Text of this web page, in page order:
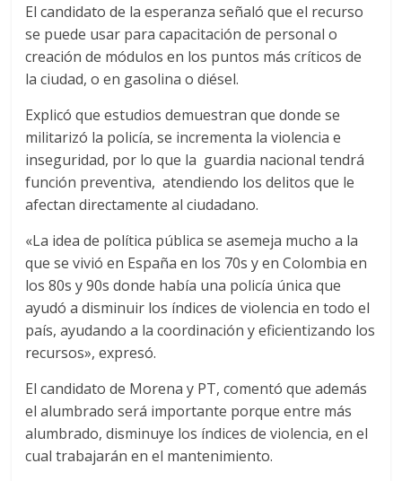
El candidato de la esperanza señaló que el recurso
se puede usar para capacitación de personal o
creación de módulos en los puntos más críticos de
la ciudad, o en gasolina o diésel.
Explicó que estudios demuestran que donde se
militarizó la policía, se incrementa la violencia e
inseguridad, por lo que la guardia nacional tendrá
función preventiva, atendiendo los delitos que le
afectan directamente al ciudadano.
«La idea de política pública se asemeja mucho a la
que se vivió en España en los 70s y en Colombia en
los 80s y 90s donde había una policía única que
ayudó a disminuir los índices de violencia en todo el
país, ayudando a la coordinación y eficientizando los
recursos», expresó.
El candidato de Morena y PT, comentó que además
el alumbrado será importante porque entre más
alumbrado, disminuye los índices de violencia, en el
cual trabajarán en el mantenimiento.